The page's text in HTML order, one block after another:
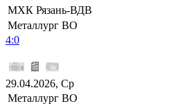
МХК Рязань-ВДВ
Металлург ВО
4:0
29.04.2026, Ср
Металлург ВО